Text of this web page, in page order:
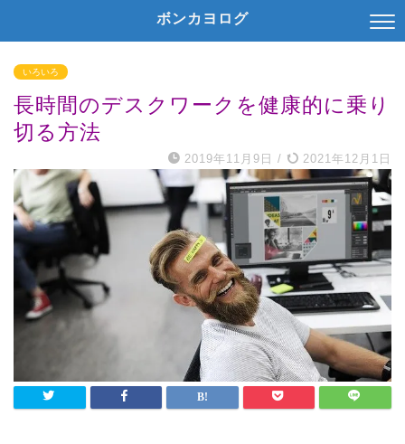
ボンカヨログ
いろいろ
長時間のデスクワークを健康的に乗り
切る方法
2019年11月9日 / 2021年12月1日